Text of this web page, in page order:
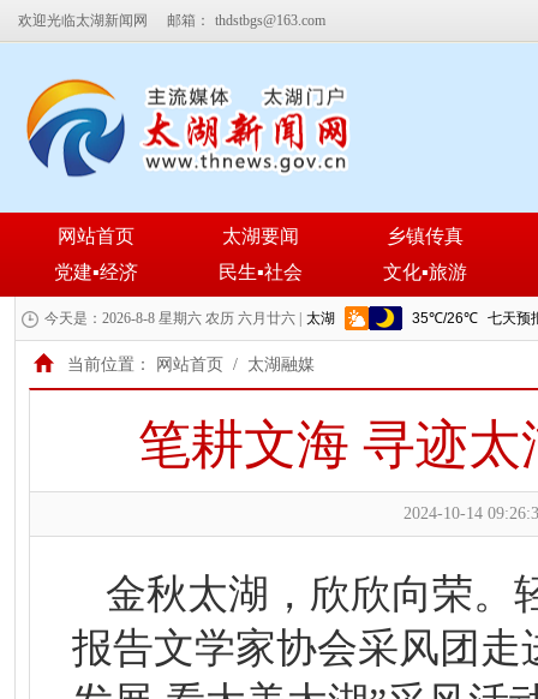
欢迎光临太湖新闻网 邮箱： thdstbgs@163.com
网站首页 太湖要闻
乡镇传真
党建▪经济
民生▪社会 文化▪旅游
今天是：2026-8-8 星期六 农历 六月廿六 |
当前位置： 网站首页 / 太湖融媒
笔耕文海 寻迹
2024-10-14
金秋太湖，欣欣向荣。
报告文学家协会采风团